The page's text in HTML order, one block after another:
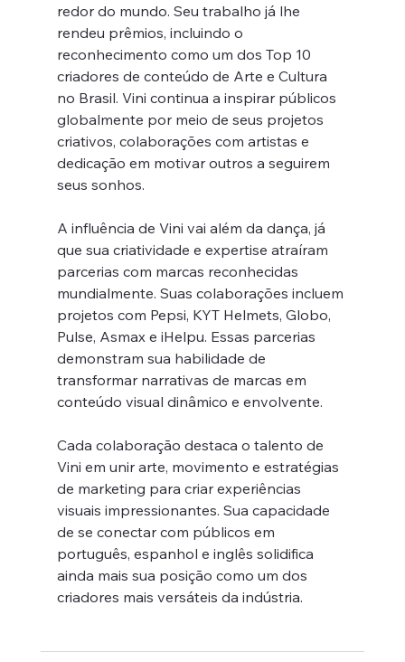
redor do mundo. Seu trabalho já lhe
rendeu prêmios, incluindo o
reconhecimento como um dos Top 10
criadores de conteúdo de Arte e Cultura
no Brasil. Vini continua a inspirar públicos
globalmente por meio de seus projetos
criativos, colaborações com artistas e
dedicação em motivar outros a seguirem
seus sonhos.
A influência de Vini vai além da dança, já
que sua criatividade e expertise atraíram
parcerias com marcas reconhecidas
mundialmente. Suas colaborações incluem
projetos com Pepsi, KYT Helmets, Globo,
Pulse, Asmax e iHelpu. Essas parcerias
demonstram sua habilidade de
transformar narrativas de marcas em
conteúdo visual dinâmico e envolvente.
Cada colaboração destaca o talento de
Vini em unir arte, movimento e estratégias
de marketing para criar experiências
visuais impressionantes. Sua capacidade
de se conectar com públicos em
português, espanhol e inglês solidifica
ainda mais sua posição como um dos
criadores mais versáteis da indústria.